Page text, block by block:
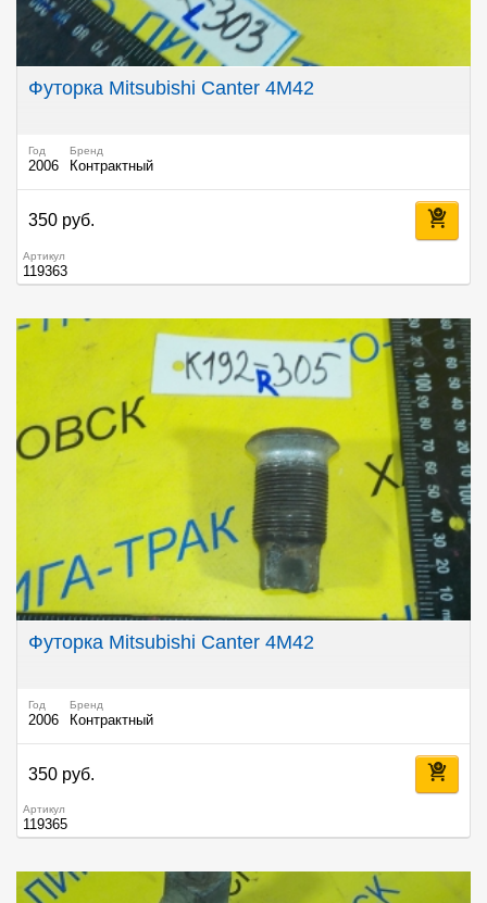
Футорка Mitsubishi Canter 4M42
Год
2006
Бренд
Контрактный
350 руб.
Артикул
119363
Футорка Mitsubishi Canter 4M42
Год
2006
Бренд
Контрактный
350 руб.
Артикул
119365